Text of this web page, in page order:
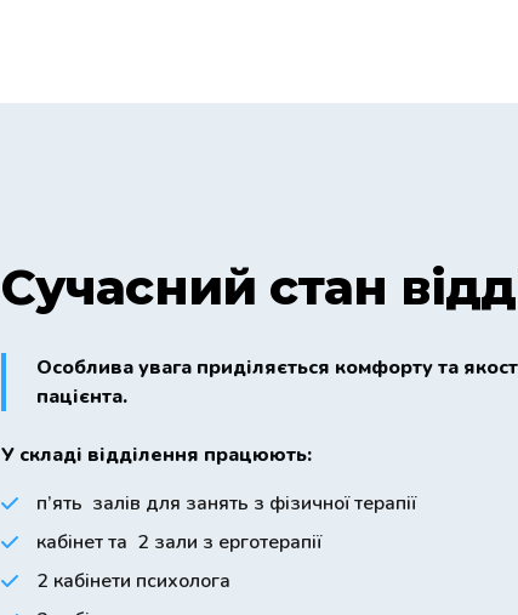
Сучасний стан
Особлива увага приділяється комфорту та
пацієнта.
У складі відділення працюють:
п’ять залів для занять з фізичної терапії
кабінет та 2 зали з ерготерапії
2 кабінети психолога